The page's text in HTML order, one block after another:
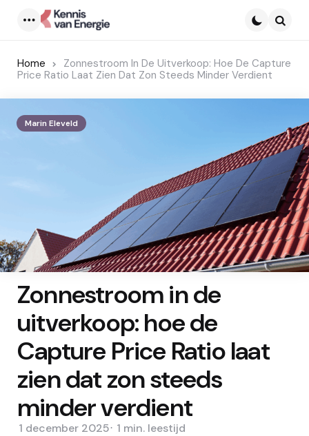
Home
Zonnestroom In De Uitverkoop: Hoe De Capture
Price Ratio Laat Zien Dat Zon Steeds Minder Verdient
Marin Eleveld
Zonnestroom in de
uitverkoop: hoe de
Capture Price Ratio laat
zien dat zon steeds
minder verdient
1 december 2025 1 min. leestijd